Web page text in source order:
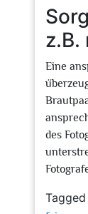
z.B.
Eine
des
Tagged